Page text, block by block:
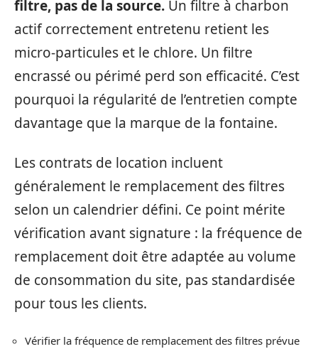
filtre, pas de la source. Un filtre à charbon
actif correctement entretenu retient les
micro-particules et le chlore. Un filtre
encrassé ou périmé perd son efficacité. C’est
pourquoi la régularité de l’entretien compte
davantage que la marque de la fontaine.
Les contrats de location incluent
généralement le remplacement des filtres
selon un calendrier défini. Ce point mérite
vérification avant signature : la fréquence de
remplacement doit être adaptée au volume
de consommation du site, pas standardisée
pour tous les clients.
Vérifier la fréquence de remplacement des filtres prévue